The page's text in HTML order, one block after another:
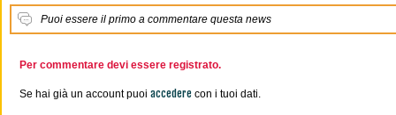
Puoi essere il primo a commentare questa news
Per commentare devi essere registrato.
Se hai già un account puoi accedere con i tuoi dati.